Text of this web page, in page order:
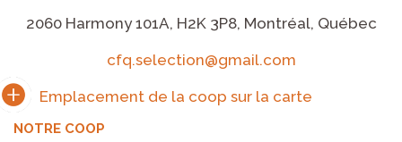
2060 Harmony 101A, H2K 3P8, Montréal, Québec
cfq.selection@gmail.com
NOTRE COOP